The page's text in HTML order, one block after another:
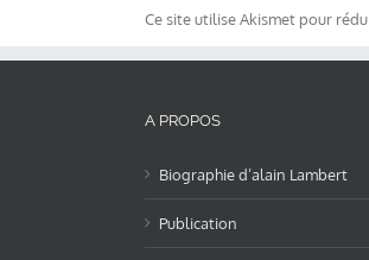
Ce site utilise Akismet pour
A PROPOS
Biographie d’alain Lambert
Publication